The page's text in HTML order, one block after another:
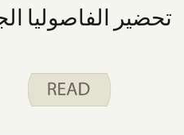
تحضير الفاصوليا